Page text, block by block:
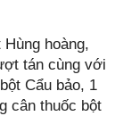
Hùng hoàng,
tán cùng với
Cẩu bảo, 1
cân thuốc bột